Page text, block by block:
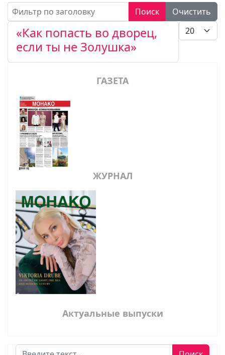
Фильтр по заголовку Поиск
Очистить
Кол-во
«Как попасть во дворец,
если ты не Золушка»
ГАЗЕТА
ЖУРНАЛ
Актуальные выпуски
Поиск